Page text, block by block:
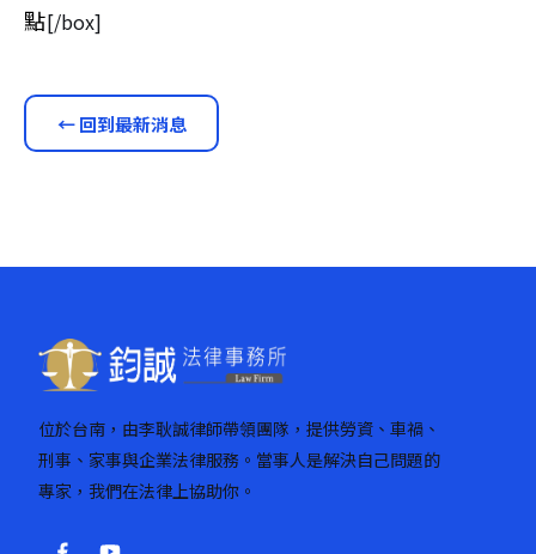
點[/box]
← 回到最新消息
位於台南，由李耿誠律師帶領團隊，提供勞資、車禍、
刑事、家事與企業法律服務。當事人是解決自己問題的
專家，我們在法律上協助你。